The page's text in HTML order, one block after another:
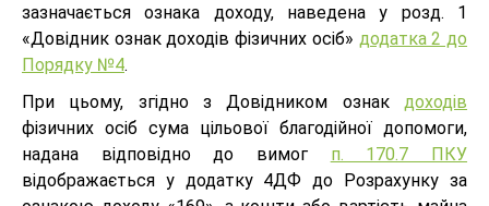
зазначається ознака доходу, наведена у розд. 1
«Довідник ознак доходів фізичних осіб» додатка 2 до
Порядку №4.
При цьому, згідно з Довідником ознак доходів
фізичних осіб сума цільової благодійної допомоги,
надана відповідно до вимог п. 170.7 ПКУ
відображається у додатку 4ДФ до Розрахунку за